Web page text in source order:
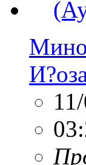
Мино